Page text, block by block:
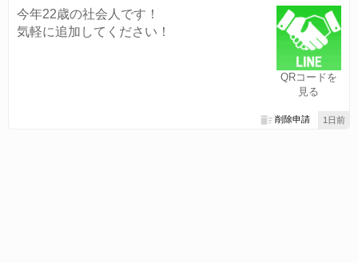
QRコードを
見る
今年22歳の社会人です！
気軽に追加してください！
1日前
削除申請